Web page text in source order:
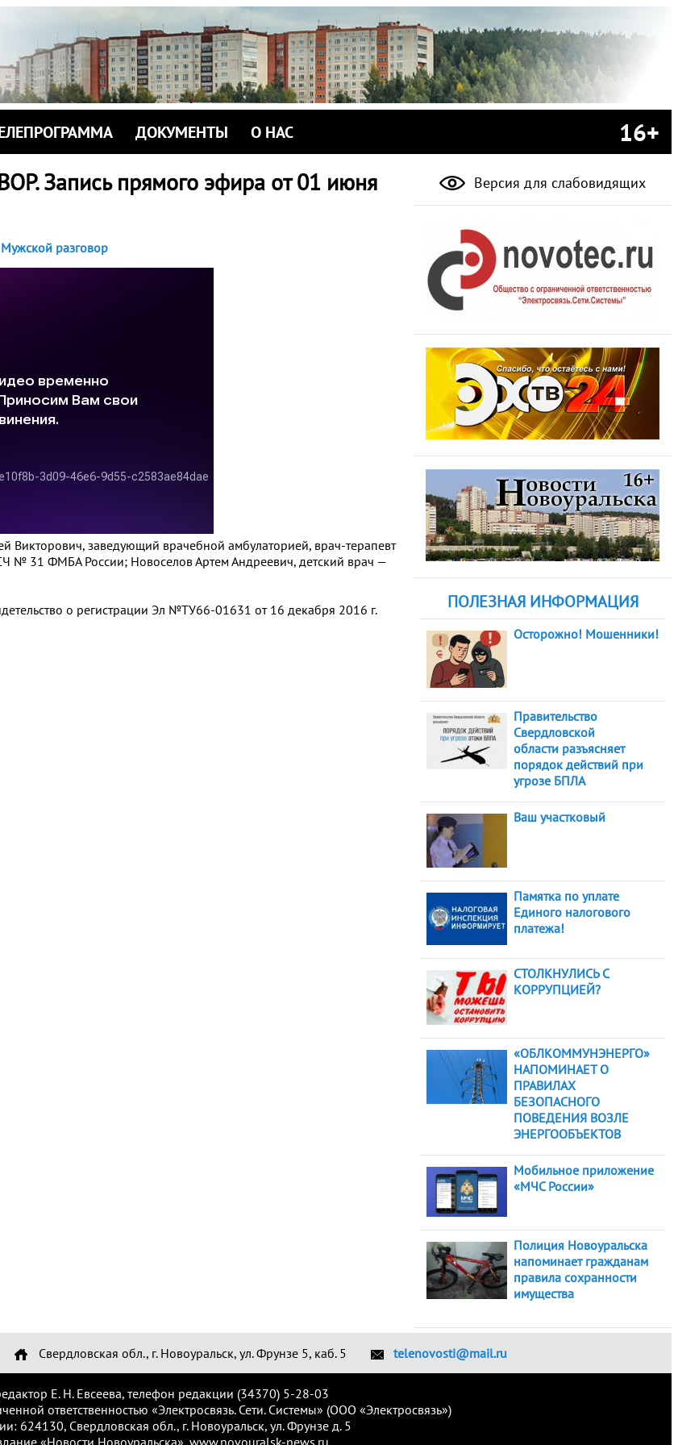
ДОКУМЕНТЫ О НАС 16+
Запись прямого эфира от 01 июня
Мужской разговор
Викторович, заведующий врачебной амбулаторией, врач-терапевт
№ 31 ФМБА России; Новоселов Артем Андреевич, детский врач —
о регистрации Эл №ТУ66-01631 от 16 декабря 2016 г.
Версия для слабовидящих
ПОЛЕЗНАЯ ИНФОРМАЦИЯ
Осторожно! Мошенники!
Правительство
Свердловской
области разъясняет
порядок действий при
угрозе БПЛА
Ваш участковый
Памятка по уплате
Единого налогового
платежа!
СТОЛКНУЛИСЬ С
КОРРУПЦИЕЙ?
«ОБЛКОММУНЭНЕРГО»
НАПОМИНАЕТ О
ПРАВИЛАХ
БЕЗОПАСНОГО
ПОВЕДЕНИЯ ВОЗЛЕ
ЭНЕРГООБЪЕКТОВ
Мобильное приложение
«МЧС России»
Полиция Новоуральска
напоминает гражданам
правила сохранности
имущества
Свердловская обл., г. Новоуральск, ул. Фрунзе 5, каб. 5 telenovosti@mail.ru
Е. Н. Евсеева, телефон редакции (34370) 5-28-03
ответственностью «Электросвязь. Сети. Системы» (ООО «Электросвязь»)
624130, Свердловская обл., г. Новоуральск, ул. Фрунзе д. 5